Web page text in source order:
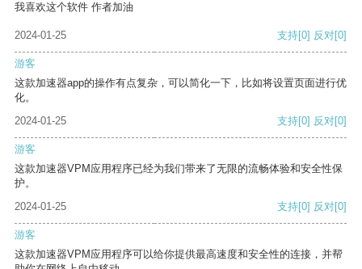
我喜欢这个软件 作者加油
2024-01-25 支持[0] 反对[0]
游客
这款加速器app的操作有点复杂，可以简化一下，比如将设置页面进行优
化。
2024-01-25
支持[0] 反对[0]
游客
这款加速器VPM应用程序已经为我们带来了无限的流畅体验和安全性保
护。
2024-01-25
支持[0] 反对[0]
游客
这款加速器VPM应用程序可以给你提供最高速度和安全性的连接，并帮